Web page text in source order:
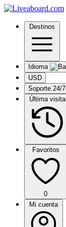
Destinos
Idioma
USD
Soporte 24/7
Última visita
Favoritos
0
Mi cuenta